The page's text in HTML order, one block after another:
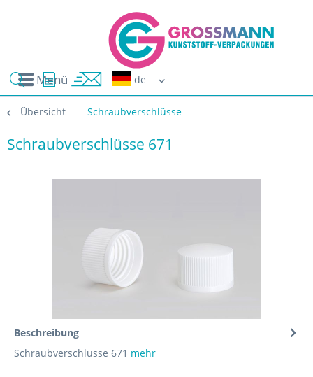
Menü
Übersicht Schraubverschlüsse
Schraubverschlüsse 671
Beschreibung
Schraubverschlüsse 671 mehr